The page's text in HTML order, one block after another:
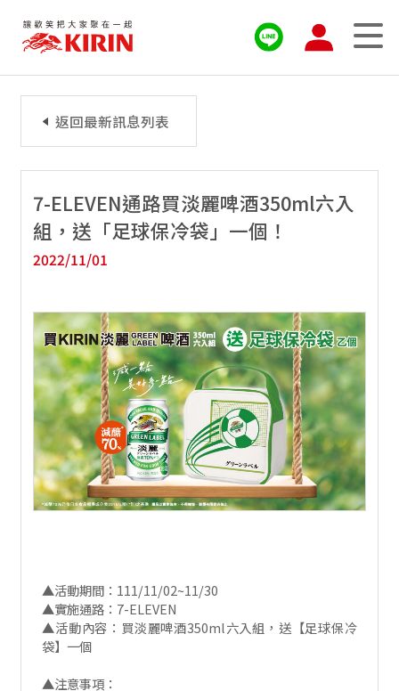
7-ELEVEN通路買淡麗啤酒350ml六入
組，送「足球保冷袋」一個！
2022/11/01
▲活動期間：111/11/02~11/30
▲實施通路：7-ELEVEN
▲活動內容：買淡麗啤酒350ml六入組，送【足球保冷
袋】一個
▲注意事項：
返回最新訊息列表